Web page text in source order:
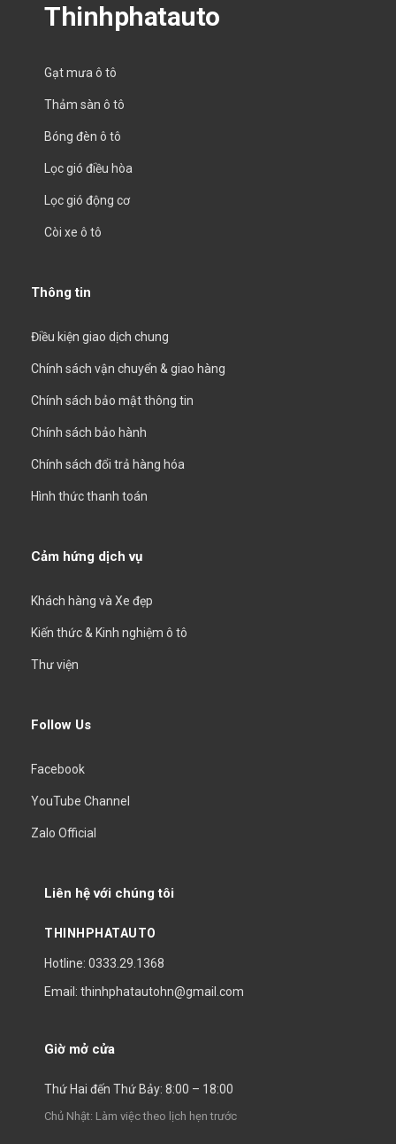
Thinhphatauto
Gạt mưa ô tô
Thảm sàn ô tô
Bóng đèn ô tô
Lọc gió điều hòa
Lọc gió động cơ
Còi xe ô tô
Thông tin
Điều kiện giao dịch chung
Chính sách vận chuyển & giao hàng
Chính sách bảo mật thông tin
Chính sách bảo hành
Chính sách đổi trả hàng hóa
Hình thức thanh toán
Cảm hứng dịch vụ
Khách hàng và Xe đẹp
Kiến thức & Kinh nghiệm ô tô
Thư viện
Follow Us
Facebook
YouTube Channel
Zalo Official
Liên hệ với chúng tôi
THINHPHATAUTO
Hotline: 0333.29.1368
Email: thinhphatautohn@gmail.com
Giờ mở cửa
Thứ Hai đến Thứ Bảy: 8:00 – 18:00
Chủ Nhật: Làm việc theo lịch hẹn trước